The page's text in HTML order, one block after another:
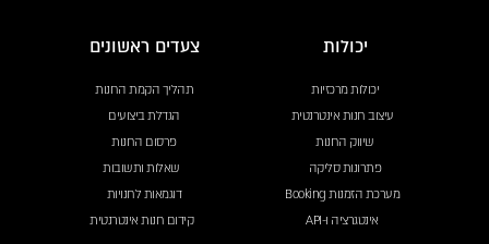
יכולות
יכולות מרכזיות
עיצוב חנות אינטרנטית
שיווק החנות
פתרונות סליקה
מערכת הזמנות Booking
אינטגרציה ו-API
צעדים ראשונים
תהליך הקמת החנות
הגדלת ביצועים
פרסום החנות
שאלות ותשובות
דוגמאות לחנויות
קידום חנות אינטרנטית